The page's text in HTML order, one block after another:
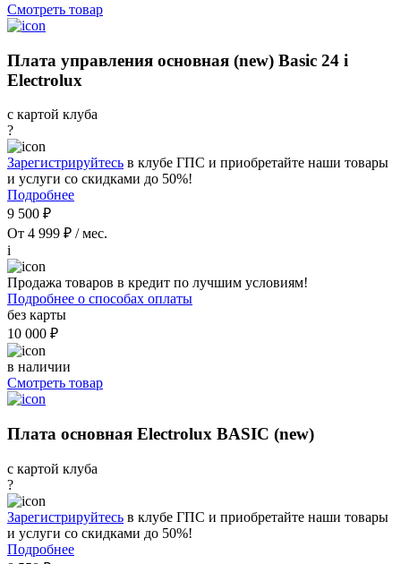
Смотреть товар
Плата управления основная (new) Basic 24 i
Electrolux
с картой клуба
?
Зарегистрируйтесь в клубе ГПС и приобретайте наши товары
и услуги со скидками до 50%!
Подробнее
9 500 ₽
От 4 999 ₽ / мес.
i
Продажа товаров в кредит по лучшим условиям!
Подробнее о способах оплаты
без карты
10 000 ₽
в наличии
Смотреть товар
Плата основная Electrolux BASIC (new)
с картой клуба
?
Зарегистрируйтесь в клубе ГПС и приобретайте наши товары
и услуги со скидками до 50%!
Подробнее